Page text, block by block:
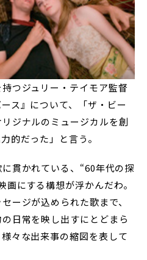
つジュリー・テイモア監督
ス』について、「ザ・ビー
ジナルのミュージカルを創
的だった」と言う。
貫かれている、“60年代の探
にする構想が浮かんだわ。
ージが込められた歌まで、
日常を映し出すにとどまら
々な出来事の縮図を表して